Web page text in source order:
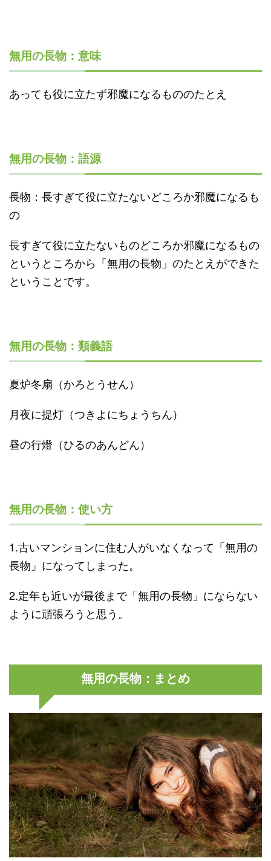
無用の長物：意味
あっても役に立たず邪魔になるもののたとえ
無用の長物：語源
長物：長すぎて役に立たないどころか邪魔になるも
の
長すぎて役に立たないものどころか邪魔になるもの
というところから「無用の長物」のたとえができた
ということです。
無用の長物：類義語
夏炉冬扇（かろとうせん）
月夜に提灯（つきよにちょうちん）
昼の行燈（ひるのあんどん）
無用の長物：使い方
1.古いマンションに住む人がいなくなって「無用の
長物」になってしまった。
2.定年も近いが最後まで「無用の長物」にならない
ように頑張ろうと思う。
無用の長物：まとめ